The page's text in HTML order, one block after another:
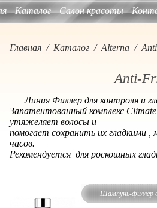
Каталог Салон красоты
Главная/ Каталог/ Alterna/
Anti-
Линия Филлер для контроля и
Запатентованный комплекс
утяжеляет волосы и
помогает сохранить их гладкими
часов.
Рекомендуется для роскошных
Шампунь-филлер